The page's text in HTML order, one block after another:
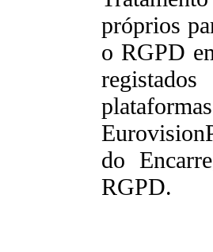
próprios
o RGPD
do
RGPD.